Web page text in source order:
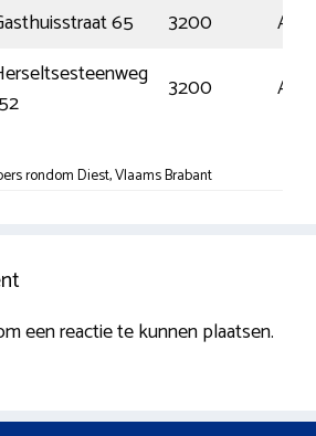
65 3200
3200
rondom Diest, Vlaams Brabant
een reactie te kunnen plaatsen.